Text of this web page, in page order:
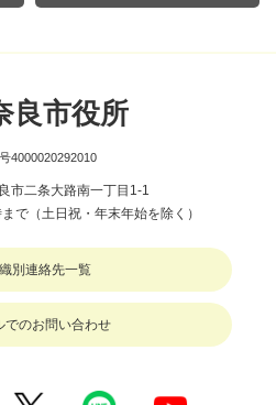
良市役所
4000020292010
市二条大路南一丁目1-1
で（土日祝・年末年始を除く）
別連絡先一覧
でのお問い合わせ